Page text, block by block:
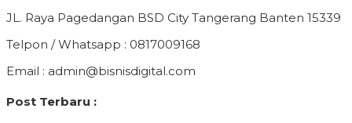
JL. Raya Pagedangan BSD City Tangerang Banten 15339
Telpon / Whatsapp : 0817009168
Email : admin@bisnisdigital.com
Post Terbaru :